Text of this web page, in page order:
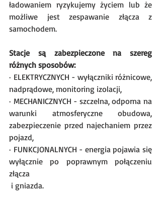
ładowaniem ryzykujemy życiem lub że
możliwe jest zespawanie złącza z
samochodem.
Stacje są zabezpieczone na szereg
różnych sposobów:
· ELEKTRYCZNYCH - wyłączniki różnicowe,
nadprądowe, monitoring izolacji,
· MECHANICZNYCH - szczelna, odporna na
warunki atmosferyczne obudowa,
zabezpieczenie przed najechaniem przez
pojazd,
· FUNKCJONALNYCH - energia pojawia się
wyłącznie po poprawnym połączeniu
złącza
i gniazda.